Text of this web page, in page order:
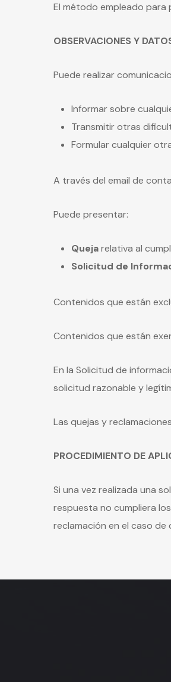
El método empleado para
OBSERVACIONES Y
Puede realizar
Informar sobre
Transmitir otras
Formular cualquier
A través del email de
Puede presentar:
Quejarelativa al
Solicitud de
Contenidos que están
Contenidos que están
En la Solicitud de
solicitud razonable y
Las quejas y
PROCEDIMIENTO DE
Si una vez realizada una
respuesta no cumpliera
reclamación en el caso